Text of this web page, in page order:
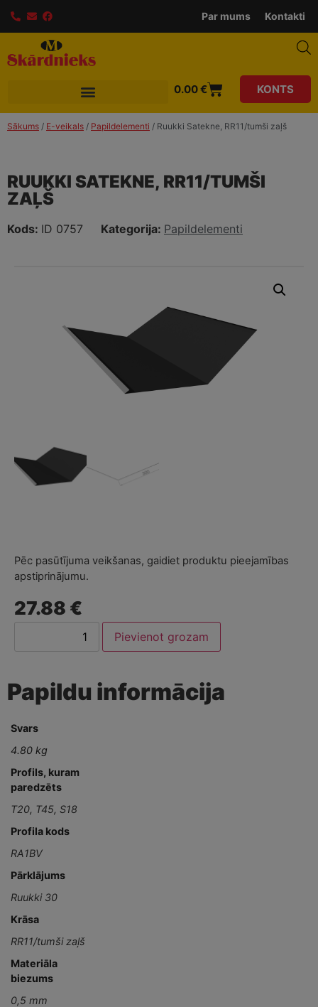
Par mums Kontakti
0.00€ KONTS
Sākums / E-veikals / Papildelementi / Ruukki Satekne, RR11/tumši zaļš
RUUKKI SATEKNE, RR11/TUMŠI
ZAĻŠ
Kods: ID 0757 Kategorija: Papildelementi
Pēc pasūtījuma veikšanas, gaidiet produktu pieejamības
apstiprinājumu.
27.88 €
Pievienot grozam
Papildu informācija
Svars
4.80 kg
Profils, kuram
paredzēts
T20, T45, S18
Profila kods
RA1BV
Pārklājums
Ruukki 30
Krāsa
RR11/tumši zaļš
Materiāla
biezums
0,5 mm